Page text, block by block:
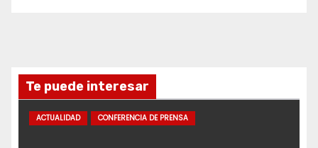
Te puede interesar
ACTUALIDAD CONFERENCIA DE PRENSA